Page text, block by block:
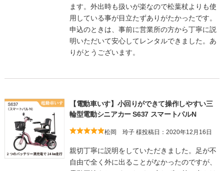
ます。外出時も扱いが楽なので松葉杖よりも使
用している事が目立たずありがたかったです。
申込のときは、事前に営業所の方から丁寧に説
明いただいて安心してレンタルできました。あ
りがとうございます。
【電動車いす】小回りができて操作しやすい三
輪型電動シニアカー S637 スマートパルN
松岡 玲子 様投稿日：2020年12月16日
親切丁寧に説明をしていただきました。足が不
自由で全く外に出ることがなかったのですが、